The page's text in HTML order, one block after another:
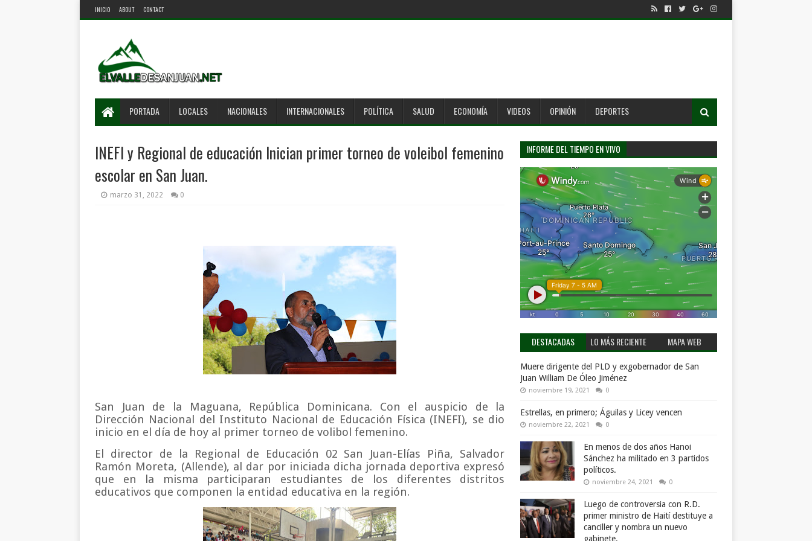
INICIO ABOUT CONTACT
PORTADA LOCALES NACIONALES INTERNACIONALES POLÍTICA SALUD ECONOMÍA VIDEOS OPINIÓN DEPORTES
INEFI y Regional de educación Inician primer torneo de voleibol femenino
escolar en San Juan.
marzo 31, 2022 0
San Juan de la Maguana, República Dominicana. Con el auspicio de la
Dirección Nacional del Instituto Nacional de Educación Física (INEFI), se dio
inicio en el día de hoy al primer torneo de volibol femenino.
El director de la Regional de Educación 02 San Juan-Elías Piña, Salvador
Ramón Moreta, (Allende), al dar por iniciada dicha jornada deportiva expresó
que en la misma participaran estudiantes de los diferentes distritos
educativos que componen la entidad educativa en la región.
INFORME DEL TIEMPO EN VIVO
DESTACADAS LO MÁS RECIENTE MAPA WEB
Muere dirigente del PLD y exgobernador de San
Juan William De Óleo Jiménez
noviembre 19, 2021 0
Estrellas, en primero; Águilas y Licey vencen
noviembre 22, 2021 0
En menos de dos años Hanoi
Sánchez ha militado en 3 partidos
políticos.
noviembre 24, 2021 0
Luego de controversia con R.D.
primer ministro de Haití destituye a
canciller y nombra un nuevo
gabinete.